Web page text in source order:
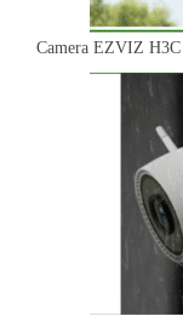
Camera EZVIZ